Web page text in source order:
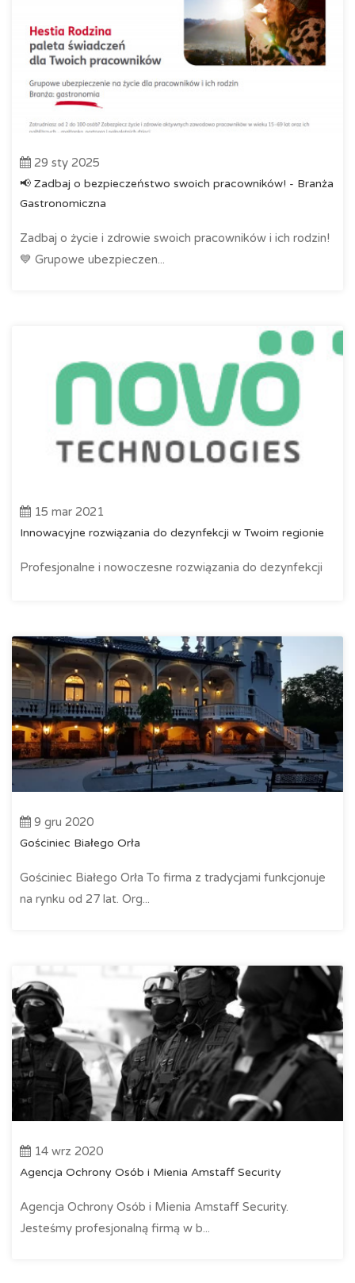
29 sty 2025
📢 Zadbaj o bezpieczeństwo swoich pracowników! - Branża
Gastronomiczna
Zadbaj o życie i zdrowie swoich pracowników i ich rodzin!
💙 Grupowe ubezpieczen...
15 mar 2021
Innowacyjne rozwiązania do dezynfekcji w Twoim regionie
Profesjonalne i nowoczesne rozwiązania do dezynfekcji
9 gru 2020
Gościniec Białego Orła
Gościniec Białego Orła To firma z tradycjami funkcjonuje
na rynku od 27 lat. Org...
14 wrz 2020
Agencja Ochrony Osób i Mienia Amstaff Security
Agencja Ochrony Osób i Mienia Amstaff Security.
Jesteśmy profesjonalną firmą w b...